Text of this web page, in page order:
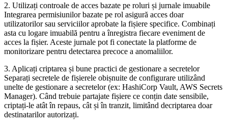
2. Utilizați controale de acces bazate pe roluri și jurnale imuabile
Integrarea permisiunilor bazate pe rol asigură acces doar
utilizatorilor sau serviciilor aprobate la fișiere specifice. Combinați
asta cu logare imuabilă pentru a înregistra fiecare eveniment de
acces la fișier. Aceste jurnale pot fi conectate la platforme de
monitorizare pentru detectarea precoce a anomaliilor.
3. Aplicați criptarea și bune practici de gestionare a secretelor
Separați secretele de fișierele obișnuite de configurare utilizând
unelte de gestionare a secretelor (ex: HashiCorp Vault, AWS Secrets
Manager). Când trebuie partajate fișiere ce conțin date sensibile,
criptați-le atât în repaus, cât și în tranzit, limitând decriptarea doar
destinatarilor autorizați.